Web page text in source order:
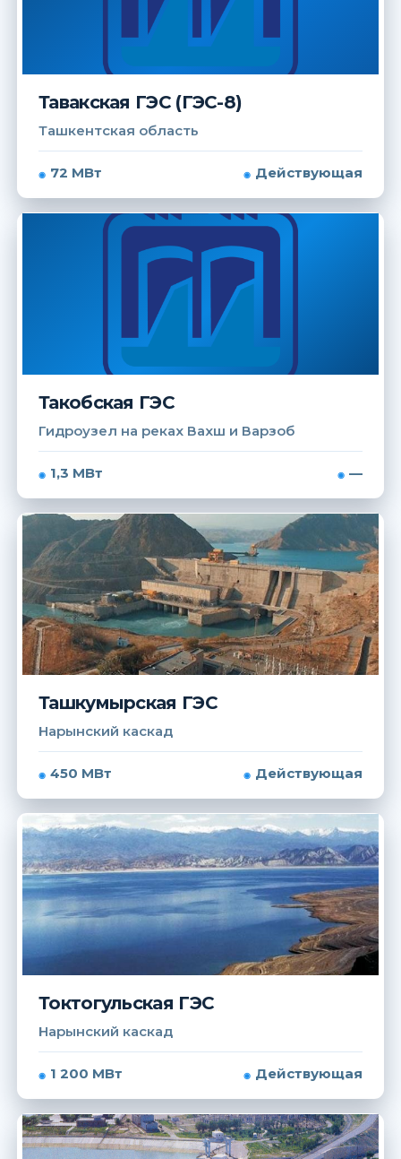
Тавакская ГЭС (ГЭС-8)
Ташкентская область
72 МВт Действующая
Такобская ГЭС
Гидроузел на реках Вахш и Варзоб
1,3 МВт —
Ташкумырская ГЭС
Нарынский каскад
450 МВт Действующая
Токтогульская ГЭС
Нарынский каскад
1 200 МВт Действующая